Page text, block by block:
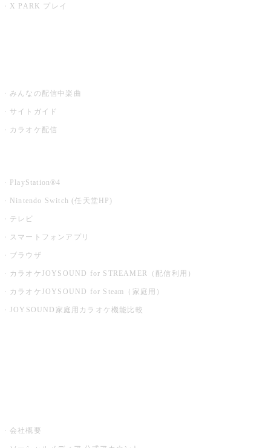
X PARK プレイ
みんなの配信中楽曲
サイトガイド
カラオケ配信
PlayStation®4
Nintendo Switch (任天堂HP)
テレビ
スマートフォンアプリ
ブラウザ
カラオケJOYSOUND for STREAMER（配信利用）
カラオケJOYSOUND for Steam（家庭用）
JOYSOUND家庭用カラオケ機能比較
会社概要